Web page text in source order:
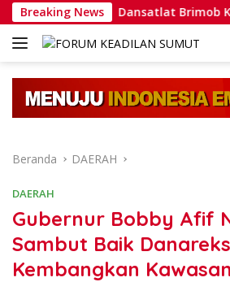
Langsung
ke
konten
Breaking NewsDansatlat Brimob
Beranda DAERAH
DAERAH
Gubernur Bobby Afif
Sambut Baik
Kembangkan